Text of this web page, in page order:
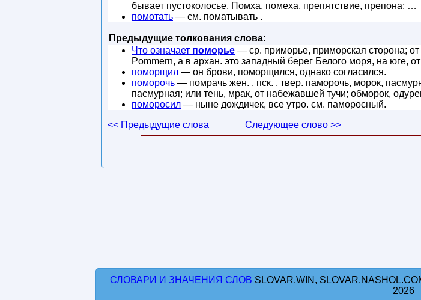
бывает пустоколосье. Помха, помеха, препятствие, препона; …
помотать — см. поматывать .
Предыдущие толкования слова:
Что означает поморье — ср. приморье, приморская сторона;
Pommern, а в архан. это западный берег Белого моря, на юге,
поморщил — он брови, поморщился, однако согласился.
поморочь — помрачь жен. , пск. , твер. паморочь, морок,
пасмурная; или тень, мрак, от набежавшей тучи; обморок,
поморосил — ныне дождичек, все утро. см. паморосный.
<< Предыдущие слова
Следующее слово >>
СЛОВАРИ И ЗНАЧЕНИЯ СЛОВ SLOVAR.WIN,
2026